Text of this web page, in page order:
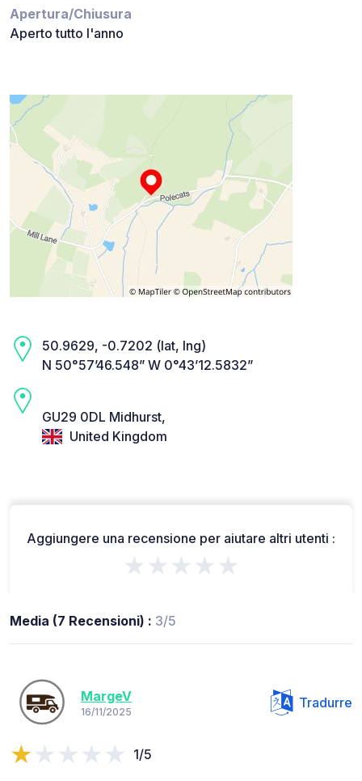
Apertura/Chiusura
Aperto tutto l'anno
50.9629, -0.7202 (lat, lng)
N 50°57’46.548” W 0°43’12.5832”
GU29 0DL Midhurst,
United Kingdom
Aggiungere una recensione per aiutare altri utenti :
★★★★★
Media (7 Recensioni) : 3/5
MargeV
16/11/2025
Tradurre
1/5